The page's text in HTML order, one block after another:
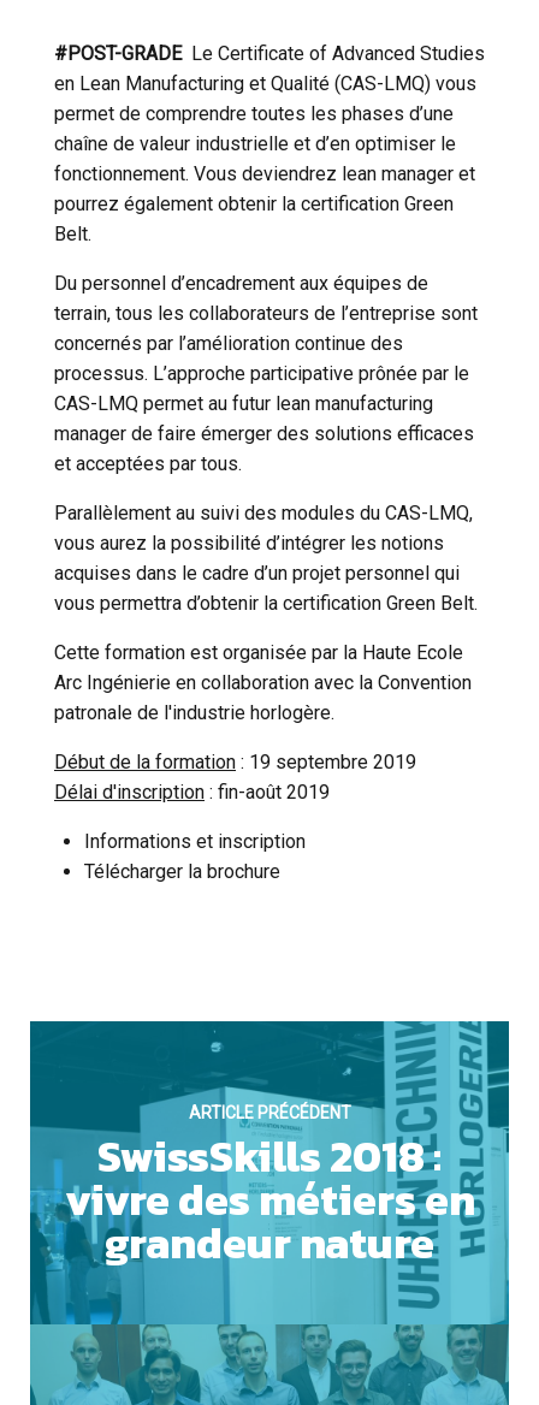
#POST-GRADE Le Certificate of Advanced Studies
en Lean Manufacturing et Qualité (CAS-LMQ) vous
permet de comprendre toutes les phases d’une
chaîne de valeur industrielle et d’en optimiser le
fonctionnement. Vous deviendrez lean manager et
pourrez également obtenir la certification Green
Belt.
Du personnel d’encadrement aux équipes de
terrain, tous les collaborateurs de l’entreprise sont
concernés par l’amélioration continue des
processus. L’approche participative prônée par le
CAS-LMQ permet au futur lean manufacturing
manager de faire émerger des solutions efficaces
et acceptées par tous.
Parallèlement au suivi des modules du CAS-LMQ,
vous aurez la possibilité d’intégrer les notions
acquises dans le cadre d’un projet personnel qui
vous permettra d’obtenir la certification Green Belt.
Cette formation est organisée par la Haute Ecole
Arc Ingénierie en collaboration avec la Convention
patronale de l'industrie horlogère.
Début de la formation : 19 septembre 2019
Délai d'inscription : fin-août 2019
Informations et inscription
Télécharger la brochure
ARTICLE PRÉCÉDENT
SwissSkills 2018 :
vivre des métiers en
grandeur nature
Cookies essentiels
OUI
Cookies marketing
NON
ACCEPTER TOUS LES COOKIES
ESSENTIELS UNIQUEMENT